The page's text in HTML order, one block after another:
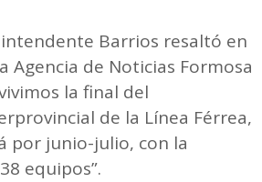
intendente Barrios resaltó en
Agencia de Noticias Formosa
la final del
de la Línea Férrea,
por junio-julio, con la
equipos”.